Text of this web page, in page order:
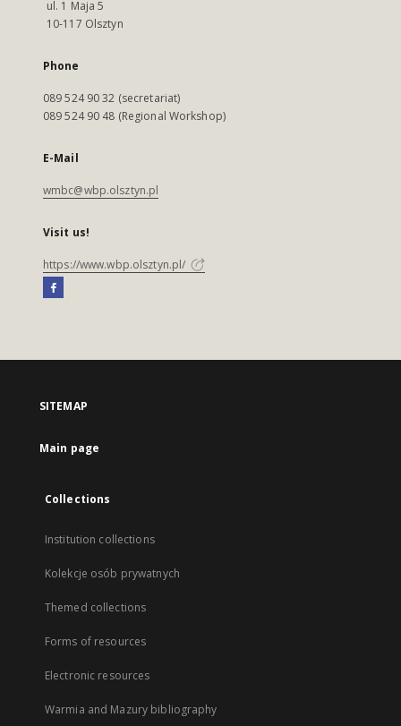
ul. 1 Maja 5
10-117 Olsztyn
Phone
089 524 90 32 (secretariat)
089 524 90 48 (Regional Workshop)
E-Mail
wmbc@wbp.olsztyn.pl
Visit us!
https://www.wbp.olsztyn.pl/
SITEMAP
Main page
Collections
Institution collections
Kolekcje osób prywatnych
Themed collections
Forms of resources
Electronic resources
Warmia and Mazury bibliography